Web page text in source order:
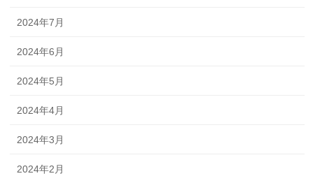
2024年7月
2024年6月
2024年5月
2024年4月
2024年3月
2024年2月